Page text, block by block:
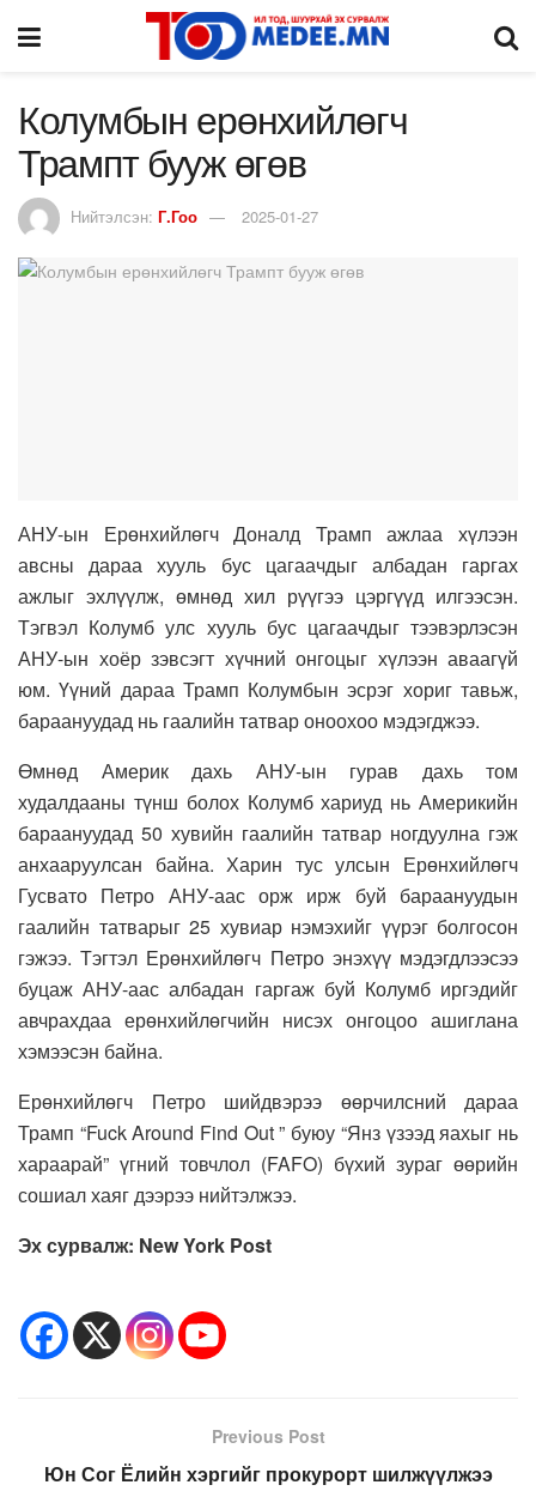
Колумбын ерөнхийлөгч
Трампт бууж өгөв
Нийтэлсэн: Г.Гоо 2025-01-27
АНУ-ын Ерөнхийлөгч Доналд Трамп ажлаа хүлээн
авсны дараа хууль бус цагаачдыг албадан гаргах
ажлыг эхлүүлж, өмнөд хил рүүгээ цэргүүд илгээсэн.
Тэгвэл Колумб улс хууль бус цагаачдыг тээвэрлэсэн
АНУ-ын хоёр зэвсэгт хүчний онгоцыг хүлээн аваагүй
юм. Үүний дараа Трамп Колумбын эсрэг хориг тавьж,
бараануудад нь гаалийн татвар оноохоо мэдэгджээ.
Өмнөд Америк дахь АНУ-ын гурав дахь том
худалдааны түнш болох Колумб хариуд нь Америкийн
бараануудад 50 хувийн гаалийн татвар ногдуулна гэж
анхааруулсан байна. Харин тус улсын Ерөнхийлөгч
Гусвато Петро АНУ-аас орж ирж буй бараануудын
гаалийн татварыг 25 хувиар нэмэхийг үүрэг болгосон
гэжээ. Тэгтэл Ерөнхийлөгч Петро энэхүү мэдэгдлээсээ
буцаж АНУ-аас албадан гаргаж буй Колумб иргэдийг
авчрахдаа ерөнхийлөгчийн нисэх онгоцоо ашиглана
хэмээсэн байна.
Ерөнхийлөгч Петро шийдвэрээ өөрчилсний дараа
Трамп “Fuck Around Find Out ” буюу “Янз үзээд яахыг нь
хараарай” үгний товчлол (FAFO) бүхий зураг өөрийн
сошиал хаяг дээрээ нийтэлжээ.
Эх сурвалж: New York Post
Previous Post
Юн Сог Ёлийн хэргийг прокурорт шилжүүлжээ